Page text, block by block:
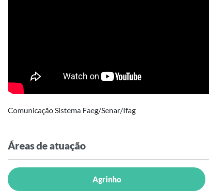
Comunicação Sistema Faeg/Senar/Ifag
Áreas de atuação
Agrinho